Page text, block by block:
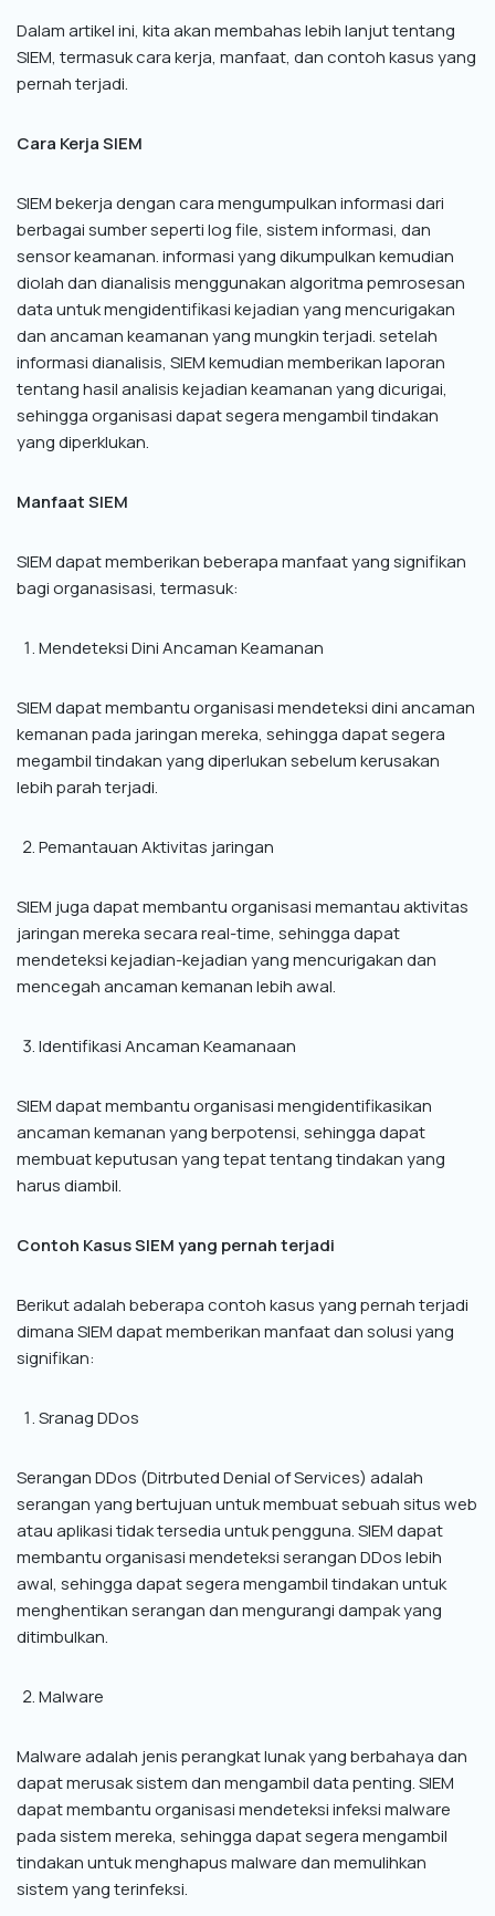
Dalam artikel ini, kita akan membahas lebih lanjut tentang
SIEM, termasuk cara kerja, manfaat, dan contoh kasus yang
pernah terjadi.
Cara Kerja SIEM
SIEM bekerja dengan cara mengumpulkan informasi dari
berbagai sumber seperti log file, sistem informasi, dan
sensor keamanan. informasi yang dikumpulkan kemudian
diolah dan dianalisis menggunakan algoritma pemrosesan
data untuk mengidentifikasi kejadian yang mencurigakan
dan ancaman keamanan yang mungkin terjadi. setelah
informasi dianalisis, SIEM kemudian memberikan laporan
tentang hasil analisis kejadian keamanan yang dicurigai,
sehingga organisasi dapat segera mengambil tindakan
yang diperklukan.
Manfaat SIEM
SIEM dapat memberikan beberapa manfaat yang signifikan
bagi organasisasi, termasuk:
Mendeteksi Dini Ancaman Keamanan
SIEM dapat membantu organisasi mendeteksi dini ancaman
kemanan pada jaringan mereka, sehingga dapat segera
megambil tindakan yang diperlukan sebelum kerusakan
lebih parah terjadi.
Pemantauan Aktivitas jaringan
SIEM juga dapat membantu organisasi memantau aktivitas
jaringan mereka secara real-time, sehingga dapat
mendeteksi kejadian-kejadian yang mencurigakan dan
mencegah ancaman kemanan lebih awal.
Identifikasi Ancaman Keamanaan
SIEM dapat membantu organisasi mengidentifikasikan
ancaman kemanan yang berpotensi, sehingga dapat
membuat keputusan yang tepat tentang tindakan yang
harus diambil.
Contoh Kasus SIEM yang pernah terjadi
Berikut adalah beberapa contoh kasus yang pernah terjadi
dimana SIEM dapat memberikan manfaat dan solusi yang
signifikan:
Sranag DDos
Serangan DDos (Ditrbuted Denial of Services) adalah
serangan yang bertujuan untuk membuat sebuah situs web
atau aplikasi tidak tersedia untuk pengguna. SIEM dapat
membantu organisasi mendeteksi serangan DDos lebih
awal, sehingga dapat segera mengambil tindakan untuk
menghentikan serangan dan mengurangi dampak yang
ditimbulkan.
Malware
Malware adalah jenis perangkat lunak yang berbahaya dan
dapat merusak sistem dan mengambil data penting. SIEM
dapat membantu organisasi mendeteksi infeksi malware
pada sistem mereka, sehingga dapat segera mengambil
tindakan untuk menghapus malware dan memulihkan
sistem yang terinfeksi.